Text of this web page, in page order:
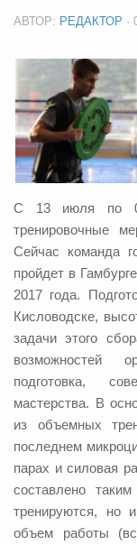
АВТОР: РЕДАКТОР ·
С 13 июля по 05
тренировочные
Сейчас команда
пройдет в
2017 года.
Кисловодске,
задачи этого
возможностей
подготовка,
мастерства. В
из объемных
последнем
парах и силовая
составлено
тренируются, но
объем работы